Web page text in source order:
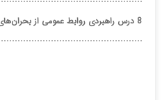
8 درس راهبردی روابط عمومی از بحران‌های ۲۰۲۵